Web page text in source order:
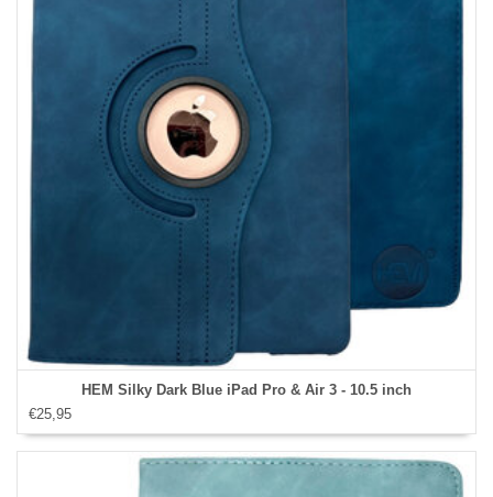
HEM Silky Dark Blue iPad Pro & Air 3 - 10.5 inch
€25,95